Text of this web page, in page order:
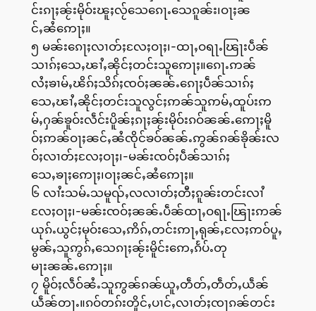
င်းၵႃႈၼႂ်းမိုဝ်းၽူႈလႂ်သေၵေႃႉသေၵူၼ်း၊ဝႃႈၼ
င်ႇၼႆဢေႃႈ။
၅ မၼ်းၵေႃႈလၢတ်ႈလႄႈဝႃႈ၊-ထႃႇဝရႃႉၽြႃးပဵၼ်
သၢၵ်ႈသေႇၽၢႆႇၼိုင်ႈတင်းသူဢေႃႈ။ၵေႃႉဢၼ်
လႆႈၶၢမ်ႇၽိၵ်ႈသိၵ်ႈၸဝ်ႈၼၼ်ႉၵေႃႈပဵၼ်သၢၵ်ႈ
သေႇၽၢႆႇၼိုင်ႈတင်းသူလွင်ႈဢၼ်သူဢမ်ႇထူပ်းဢ
မ်ႇႁၼ်ၶူဝ်းလဵင်းပိူၼ်ႈၵႃႈၼႂ်းမိုဝ်းၵဝ်ၼၼ်ႉဢေႃႈမိူ
ဝ်ႈဢၼ်ဝႃႈၼင်ႇၼႆၸိုင်ၶဝ်ၼၼ်ႉဢွၼ်ၵၼ်ၶိုၼ်းလ
ဝ်ႈလၢတ်ႈလႄႈဝႃႈ၊-မၼ်းၸဝ်ႈပဵၼ်သၢၵ်ႈ
သေႇၶႃႈဢေႃႈ၊ဝႃႈၼင်ႇၼႆဢေႃႈ။
၆ လၢႆးသမ်ႉသမူၺ်ႇလလၢတ်ႈတီႈၵူၼ်းတင်းလၢႆ
လႄႈဝႃႈ၊-မၼ်းၸဝ်ႈၼၼ်ႉပဵၼ်ထႃႇဝရႃႉၽြႃးဢၼ်
ယုၵ်ႉယွင်ႈမုဝ်းသေႇဢိၵ်ႇတင်းဢႃႇရုၼ်ႇလႄႈဢဝ်ပူႇ
မွၼ်ႇသူဢွၵ်ႇသေၵႃႈၼႂ်းမိူင်းဢေႇၵႅပ်ႉတု
မႃးၼၼ်ႉဢေႃႈ။
၇ မိူဝ်ႈလဵဝ်ၼႆႉသူဢွၼ်ၵၼ်ယူႇတဵတ်ႇတဵတ်ႇယဵၼ်
ယဵၼ်တႃႉ။ၵဝ်တၵ်းတိူင်ႇပၢင်ႇလၢတ်ႈၸႃၵၼ်တင်း